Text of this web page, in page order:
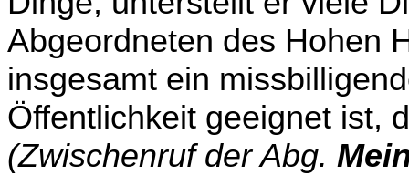
Abgeordneten des Hohen
insgesamt ein
Öffentlichkeit geeignet ist,
(Zwischenruf der Abg.